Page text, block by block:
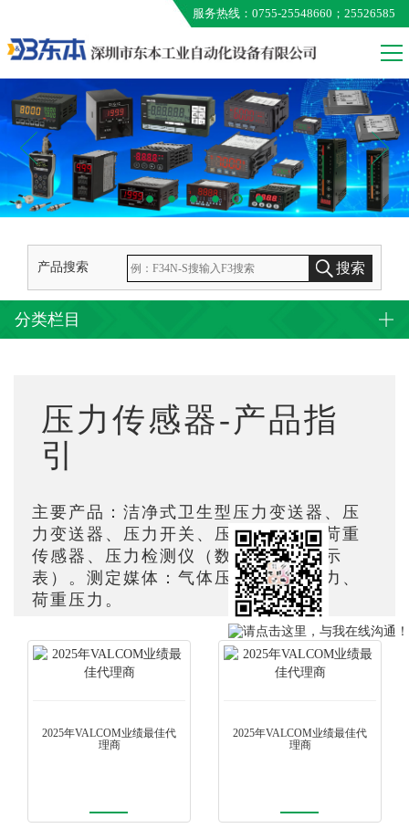
MEG
ONO AUMO
KUNIMORI
EXTION
TAMAGAWA
服务热线：0755-25548660；25526585
产品搜索 搜索
分类栏目
压力传感器-产品指
引
主要产品：洁净式卫生型压力变送器、压
力变送器、压力开关、压力计、压力荷重
传感器、压力检测仪（数字式压力显示
表）。测定媒体：气体压力、液体压力、
荷重压力。
2025年VALCOM业绩最佳代
理商
2025年VALCOM业绩最佳代
理商